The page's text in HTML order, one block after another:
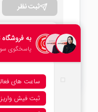
ثبت نظر
امتیاز کلی
۰